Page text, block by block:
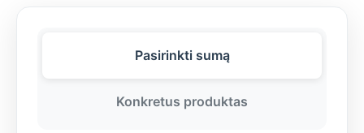
Pasirinkti sumą
Konkretus produktas